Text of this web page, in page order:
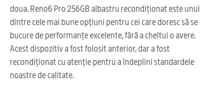
doua. Reno6 Pro 256GB albastru recondiționat este unul
dintre cele mai bune opțiuni pentru cei care doresc să se
bucure de performanțe excelente, fără a cheltui o avere.
Acest dispozitiv a fost folosit anterior, dar a fost
recondiționat cu atenție pentru a îndeplini standardele
noastre de calitate.